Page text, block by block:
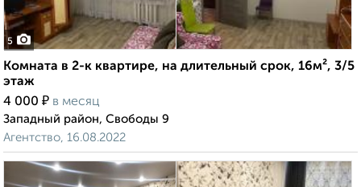
5
Комната в 2-к квартире, на длительный срок, 16м², 3/5
этаж
4 000 ₽ в месяц
Западный район, Свободы 9
Агентство, 16.08.2022